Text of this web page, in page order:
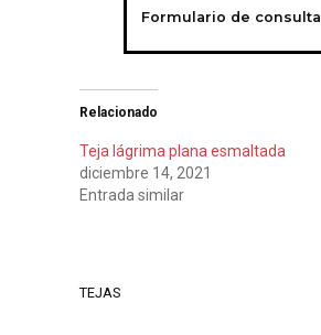
Formulario de consulta
Relacionado
Teja lágrima plana esmaltada
diciembre 14, 2021
Entrada similar
TEJAS